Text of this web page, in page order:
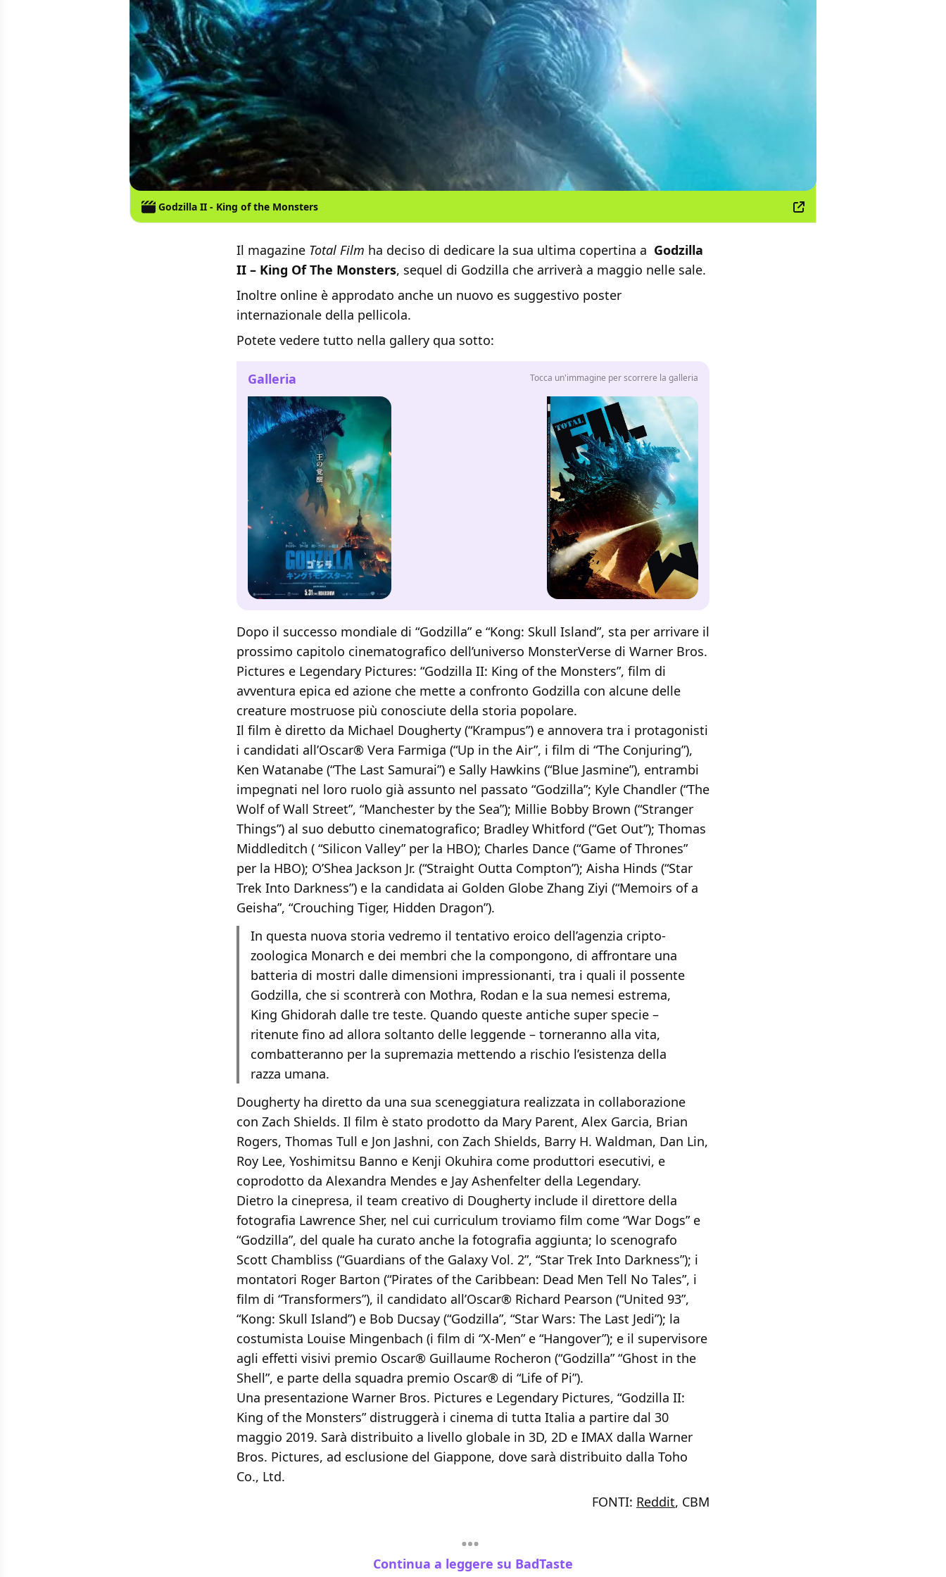
Godzilla II - King of the Monsters
Il magazine Total Film ha deciso di dedicare la sua ultima copertina a Godzilla
II – King Of The Monsters, sequel di Godzilla che arriverà a maggio nelle sale.
Inoltre online è approdato anche un nuovo es suggestivo poster
internazionale della pellicola.
Potete vedere tutto nella gallery qua sotto:
Galleria Tocca un'immagine per scorrere la galleria
Dopo il successo mondiale di “Godzilla” e “Kong: Skull Island”, sta per arrivare il
prossimo capitolo cinematografico dell’universo MonsterVerse di Warner Bros.
Pictures e Legendary Pictures: “Godzilla II: King of the Monsters”, film di
avventura epica ed azione che mette a confronto Godzilla con alcune delle
creature mostruose più conosciute della storia popolare.
Il film è diretto da Michael Dougherty (“Krampus”) e annovera tra i protagonisti
i candidati all’Oscar® Vera Farmiga (“Up in the Air”, i film di “The Conjuring”),
Ken Watanabe (“The Last Samurai”) e Sally Hawkins (“Blue Jasmine”), entrambi
impegnati nel loro ruolo già assunto nel passato “Godzilla”; Kyle Chandler (“The
Wolf of Wall Street”, “Manchester by the Sea”); Millie Bobby Brown (“Stranger
Things”) al suo debutto cinematografico; Bradley Whitford (“Get Out”); Thomas
Middleditch ( “Silicon Valley” per la HBO); Charles Dance (“Game of Thrones”
per la HBO); O’Shea Jackson Jr. (“Straight Outta Compton”); Aisha Hinds (“Star
Trek Into Darkness”) e la candidata ai Golden Globe Zhang Ziyi (“Memoirs of a
Geisha”, “Crouching Tiger, Hidden Dragon”).
In questa nuova storia vedremo il tentativo eroico dell’agenzia cripto-
zoologica Monarch e dei membri che la compongono, di affrontare una
batteria di mostri dalle dimensioni impressionanti, tra i quali il possente
Godzilla, che si scontrerà con Mothra, Rodan e la sua nemesi estrema,
King Ghidorah dalle tre teste. Quando queste antiche super specie –
ritenute fino ad allora soltanto delle leggende – torneranno alla vita,
combatteranno per la supremazia mettendo a rischio l’esistenza della
razza umana.
Dougherty ha diretto da una sua sceneggiatura realizzata in collaborazione
con Zach Shields. Il film è stato prodotto da Mary Parent, Alex Garcia, Brian
Rogers, Thomas Tull e Jon Jashni, con Zach Shields, Barry H. Waldman, Dan Lin,
Roy Lee, Yoshimitsu Banno e Kenji Okuhira come produttori esecutivi, e
coprodotto da Alexandra Mendes e Jay Ashenfelter della Legendary.
Dietro la cinepresa, il team creativo di Dougherty include il direttore della
fotografia Lawrence Sher, nel cui curriculum troviamo film come “War Dogs” e
“Godzilla”, del quale ha curato anche la fotografia aggiunta; lo scenografo
Scott Chambliss (“Guardians of the Galaxy Vol. 2”, “Star Trek Into Darkness”); i
montatori Roger Barton (“Pirates of the Caribbean: Dead Men Tell No Tales”, i
film di “Transformers”), il candidato all’Oscar® Richard Pearson (“United 93”,
“Kong: Skull Island”) e Bob Ducsay (“Godzilla”, “Star Wars: The Last Jedi”); la
costumista Louise Mingenbach (i film di “X-Men” e “Hangover”); e il supervisore
agli effetti visivi premio Oscar® Guillaume Rocheron (“Godzilla” “Ghost in the
Shell”, e parte della squadra premio Oscar® di “Life of Pi”).
Una presentazione Warner Bros. Pictures e Legendary Pictures, “Godzilla II:
King of the Monsters” distruggerà i cinema di tutta Italia a partire dal 30
maggio 2019. Sarà distribuito a livello globale in 3D, 2D e IMAX dalla Warner
Bros. Pictures, ad esclusione del Giappone, dove sarà distribuito dalla Toho
Co., Ltd.
FONTI: Reddit, CBM
Continua a leggere su BadTaste